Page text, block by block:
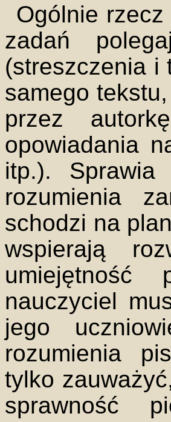
Ogólnie
zadań
(streszczenia i
samego
przez
opowiadania
itp.).
rozumienia
schodzi na
wspierają
umiejętność
nauczyciel
jego
rozumienia
tylko
sprawność